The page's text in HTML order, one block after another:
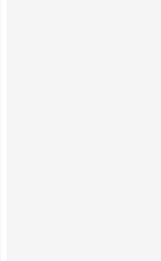
Росія атакувала Суми
торговельний центр,
Топпосадовцю Повітряних